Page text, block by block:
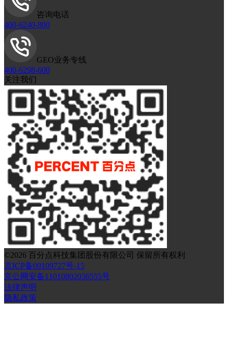
咨询电话
400-6240-800
GEO业务专线
400-6298-600
关注我们
©2026 百分点科技集团股份有限公司 保留所有权利
京ICP备09109727号-15
京公网安备11010802036555号
法律声明
隐私政策